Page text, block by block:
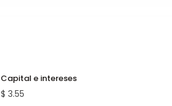
Capital e intereses
$ 3.55